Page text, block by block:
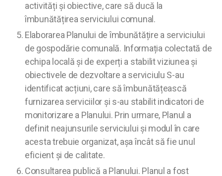
activități și obiective, care să ducă la
îmbunătățirea serviciului comunal.
Elaborarea Planului de îmbunătățire a serviciului
de gospodărie comunală. Informația colectată de
echipa locală și de experți a stabilit viziunea și
obiectivele de dezvoltare a serviciulu S-au
identificat acțiuni, care să îmbunătățească
furnizarea serviciilor și s-au stabilit indicatori de
monitorizare a Planului. Prin urmare, Planul a
definit neajunsurile serviciului și modul în care
acesta trebuie organizat, așa încât să fie unul
eficient și de calitate.
Consultarea publică a Planului. Planul a fost